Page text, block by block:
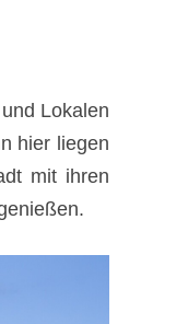
Lokalen
hier liegen
mit ihren